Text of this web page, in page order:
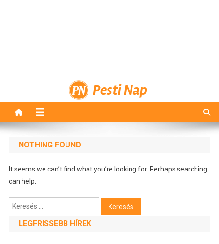
Pesti Nap
NOTHING FOUND
It seems we can’t find what you’re looking for. Perhaps searching
can help.
Keresés:
LEGFRISSEBB HÍREK